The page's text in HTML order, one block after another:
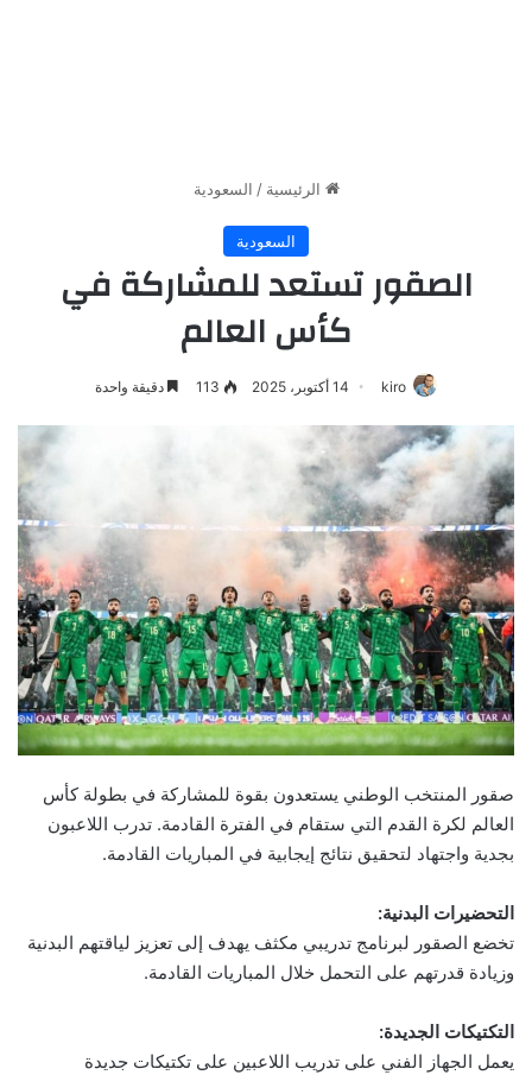
الرئيسية / السعودية
السعودية
الصقور تستعد للمشاركة في
كأس العالم
kiro 14 أكتوبر، 2025 113 دقيقة واحدة
صقور المنتخب الوطني يستعدون بقوة للمشاركة في بطولة كأس
العالم لكرة القدم التي ستقام في الفترة القادمة. تدرب اللاعبون
بجدية واجتهاد لتحقيق نتائج إيجابية في المباريات القادمة.
التحضيرات البدنية:
تخضع الصقور لبرنامج تدريبي مكثف يهدف إلى تعزيز لياقتهم البدنية
وزيادة قدرتهم على التحمل خلال المباريات القادمة.
التكتيكات الجديدة:
يعمل الجهاز الفني على تدريب اللاعبين على تكتيكات جديدة